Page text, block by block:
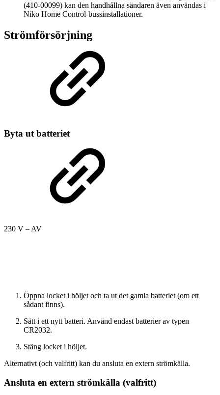
(410-00099) kan den handhållna sändaren även användas i
Niko Home Control-bussinstallationer.
Strömförsörjning
Byta ut batteriet
230 V – AV
Öppna locket i höljet och ta ut det gamla batteriet (om ett
sådant finns).
Sätt i ett nytt batteri. Använd endast batterier av typen
CR2032.
Stäng locket i höljet.
Alternativt (och valfritt) kan du ansluta en extern strömkälla.
Ansluta en extern strömkälla (valfritt)